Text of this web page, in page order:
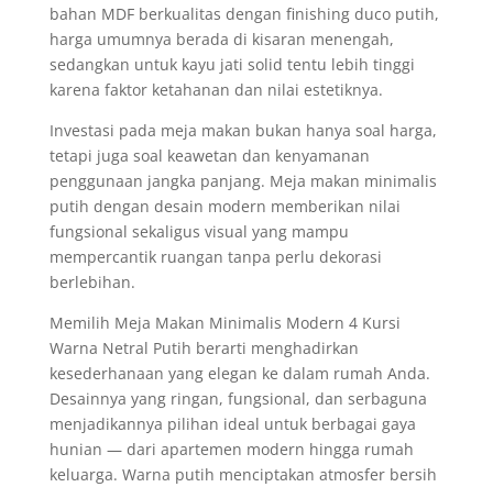
bahan MDF berkualitas dengan finishing duco putih,
harga umumnya berada di kisaran menengah,
sedangkan untuk kayu jati solid tentu lebih tinggi
karena faktor ketahanan dan nilai estetiknya.
Investasi pada meja makan bukan hanya soal harga,
tetapi juga soal keawetan dan kenyamanan
penggunaan jangka panjang. Meja makan minimalis
putih dengan desain modern memberikan nilai
fungsional sekaligus visual yang mampu
mempercantik ruangan tanpa perlu dekorasi
berlebihan.
Memilih Meja Makan Minimalis Modern 4 Kursi
Warna Netral Putih berarti menghadirkan
kesederhanaan yang elegan ke dalam rumah Anda.
Desainnya yang ringan, fungsional, dan serbaguna
menjadikannya pilihan ideal untuk berbagai gaya
hunian — dari apartemen modern hingga rumah
keluarga. Warna putih menciptakan atmosfer bersih